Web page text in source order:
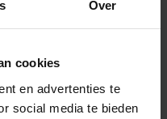
Over
cookies
en advertenties te
social media te bieden
heeft de aannemer
Met deze
voor dat reizigers